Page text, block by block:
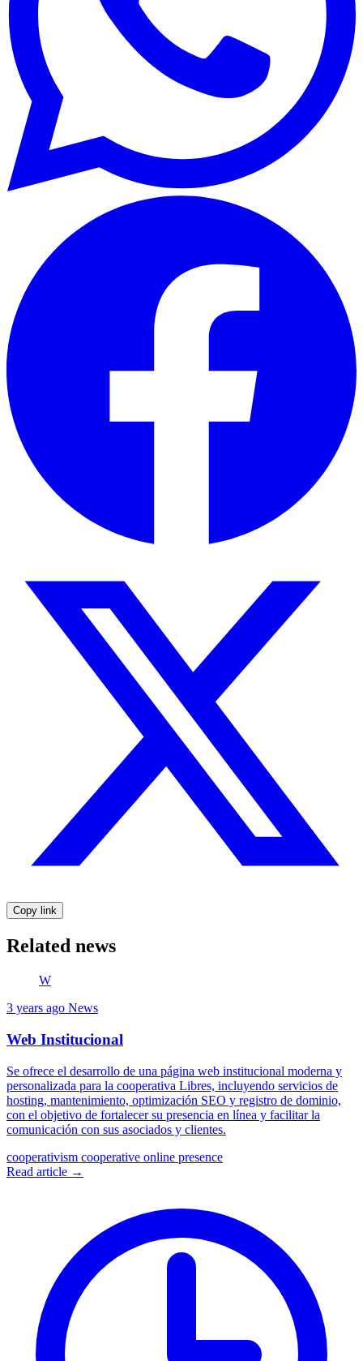
Copy link
Related news
W
3 years ago News
Web Institucional
Se ofrece el desarrollo de una página web institucional moderna y
personalizada para la cooperativa Libres, incluyendo servicios de
hosting, mantenimiento, optimización SEO y registro de dominio,
con el objetivo de fortalecer su presencia en línea y facilitar la
comunicación con sus asociados y clientes.
cooperativism cooperative online presence
Read article →